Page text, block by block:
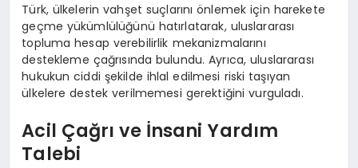
Türk, ülkelerin vahşet suçlarını önlemek için harekete
geçme yükümlülüğünü hatırlatarak, uluslararası
topluma hesap verebilirlik mekanizmalarını
destekleme çağrısında bulundu. Ayrıca, uluslararası
hukukun ciddi şekilde ihlal edilmesi riski taşıyan
ülkelere destek verilmemesi gerektiğini vurguladı.
Acil Çağrı ve İnsani Yardım
Talebi